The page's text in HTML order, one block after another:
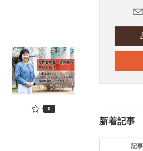
0
新着記事
記事